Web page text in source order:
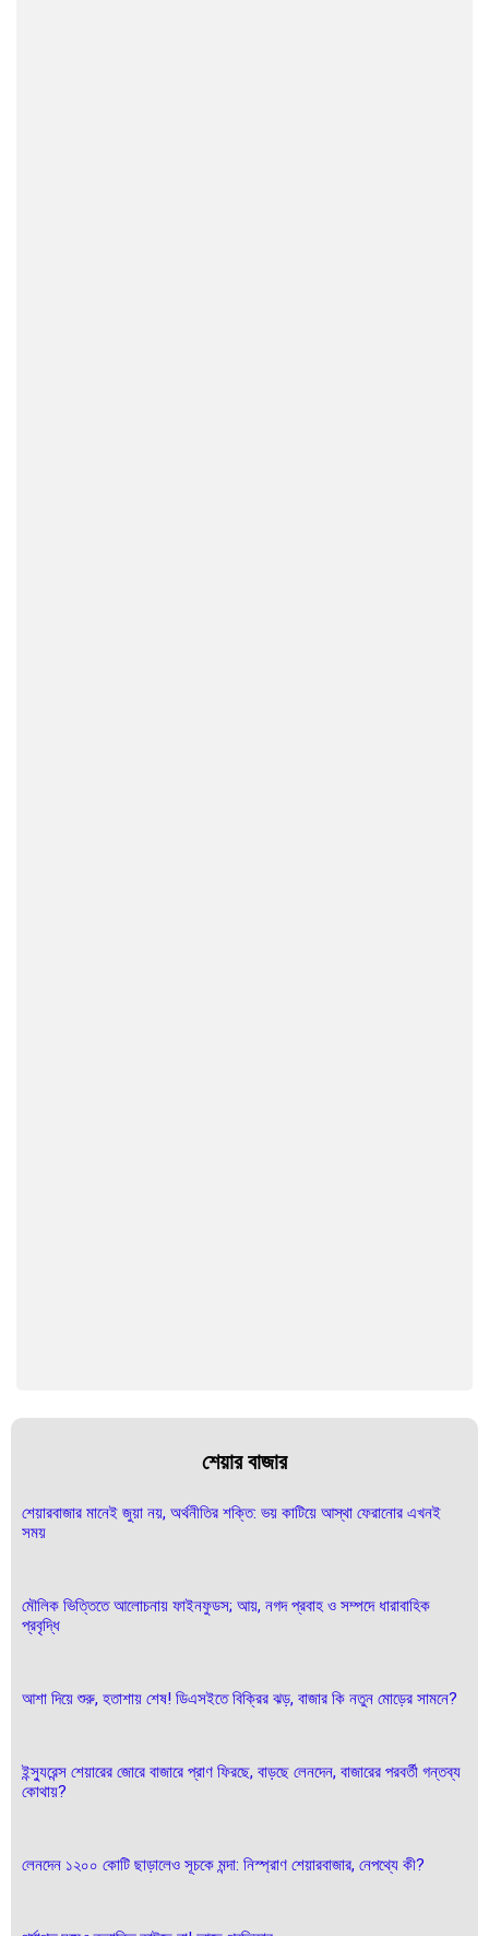
শেয়ার বাজার
শেয়ারবাজার মানেই জুয়া নয়, অর্থনীতির শক্তি: ভয় কাটিয়ে আস্থা ফেরানোর এখনই
সময়
মৌলিক ভিত্তিতে আলোচনায় ফাইনফুডস; আয়, নগদ প্রবাহ ও সম্পদে ধারাবাহিক
প্রবৃদ্ধি
আশা দিয়ে শুরু, হতাশায় শেষ! ডিএসইতে বিক্রির ঝড়, বাজার কি নতুন মোড়ের সামনে?
ইন্স্যুরেন্স শেয়ারের জোরে বাজারে প্রাণ ফিরছে, বাড়ছে লেনদেন, বাজারের পরবর্তী গন্তব্য
কোথায়?
লেনদেন ১২০০ কোটি ছাড়ালেও সূচকে মন্দা: নিস্প্রাণ শেয়ারবাজার, নেপথ্যে কী?